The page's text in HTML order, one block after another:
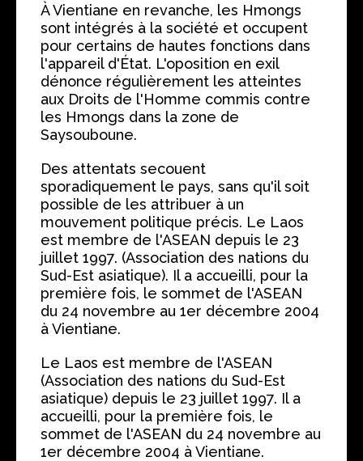
À Vientiane en revanche, les Hmongs
sont intégrés à la société et occupent
pour certains de hautes fonctions dans
l'appareil d'État. L'oposition en exil
dénonce régulièrement les atteintes
aux Droits de l'Homme commis contre
les Hmongs dans la zone de
Saysouboune.
Des attentats secouent
sporadiquement le pays, sans qu'il soit
possible de les attribuer à un
mouvement politique précis. Le Laos
est membre de l'ASEAN depuis le 23
juillet 1997. (Association des nations du
Sud-Est asiatique). Il a accueilli, pour la
première fois, le sommet de l'ASEAN
du 24 novembre au 1er décembre 2004
à Vientiane.
Le Laos est membre de l'ASEAN
(Association des nations du Sud-Est
asiatique) depuis le 23 juillet 1997. Il a
accueilli, pour la première fois, le
sommet de l'ASEAN du 24 novembre au
1er décembre 2004 à Vientiane.